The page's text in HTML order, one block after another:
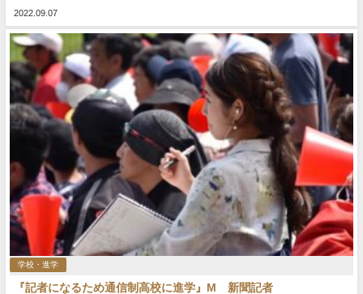
2022.09.07
学校・進学
『記者になるため通信制高校に進学』M 新聞記者